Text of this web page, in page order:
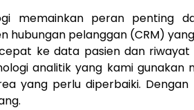
memainkan peran penting
hubungan pelanggan (CRM)
ke data pasien dan
analitik yang kami
yang perlu diperbaiki.